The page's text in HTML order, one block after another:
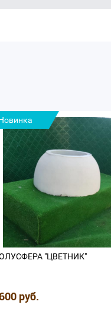
"ЦВЕТНИК"
руб.